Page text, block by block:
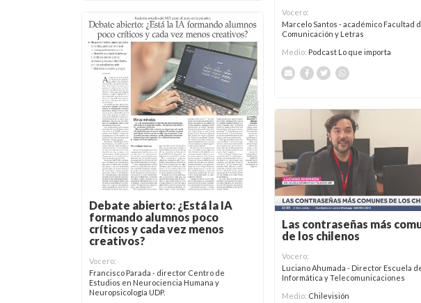
Vocero:
Marcelo Santos - académico Facultad
Comunicación y Letras
Medio: Podcast Lo que importa
Debate abierto: ¿Está la IA
formando alumnos poco
críticos y cada vez menos
creativos?
Vocero:
Francisco Parada - director Centro de
Estudios en Neurociencia Humana y
Neuropsicología UDP.
Las contraseñas más
de los chilenos
Vocero:
Luciano Ahumada - Director Escuela
Informática y Telecomunicaciones
Medio: Chilevisión